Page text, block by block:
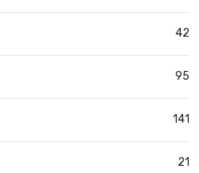
42
95
141
21